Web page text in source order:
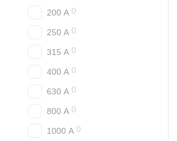
200 А 0
250 А 0
315 А 0
400 А 0
630 А 0
800 А 0
1000 А 0